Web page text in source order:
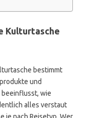
Kulturtasche
bestimmt
und
beeinflusst, wie
alles verstaut